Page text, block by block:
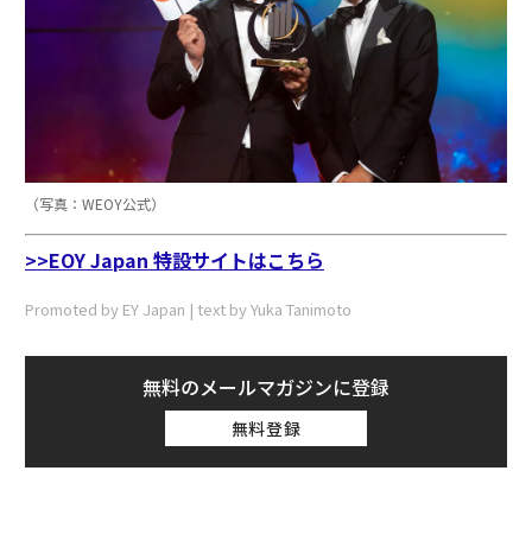
（写真：WEOY公式）
>>EOY Japan 特設サイトはこちら
Promoted by EY Japan | text by Yuka Tanimoto
無料のメールマガジンに登録
無料登録